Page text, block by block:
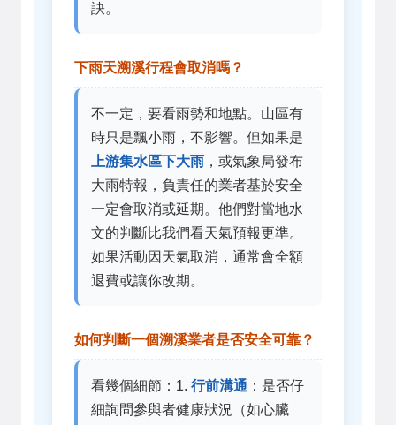
訣。
下雨天溯溪行程會取消嗎？
不一定，要看雨勢和地點。山區有
時只是飄小雨，不影響。但如果是
上游集水區下大雨 ，或氣象局發布
大雨特報，負責任的業者基於安全
一定會取消或延期。他們對當地水
文的判斷比我們看天氣預報更準。
如果活動因天氣取消，通常會全額
退費或讓你改期。
如何判斷一個溯溪業者是否安全可靠？
看幾個細節：1. 行前溝通 ：是否仔
細詢問參與者健康狀況（如心臟